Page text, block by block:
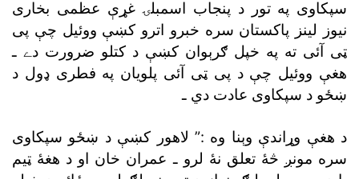
سپکاوى په تور د پنجاب اسمبلۍ غړې عظمى بخارى
نيوز لينز پاکستان سره خبرو اترو کښې ووئيل چې پى
ټى آئى ته په خپل ګرېوان کښې د کتلو ضرورت دے ـ
هغې ووئيل چې د پى ټى آئى پلويان په فطرى ډول د
ښځو د سپکاوى عادت دي ـ
د هغې وړاندې وېنا وه :” لاهور کښې د ښځو سپکاوى
سره مونږ څۀ تعلق نۀ لرو ـ عمران خان او د هغۀ ټيم